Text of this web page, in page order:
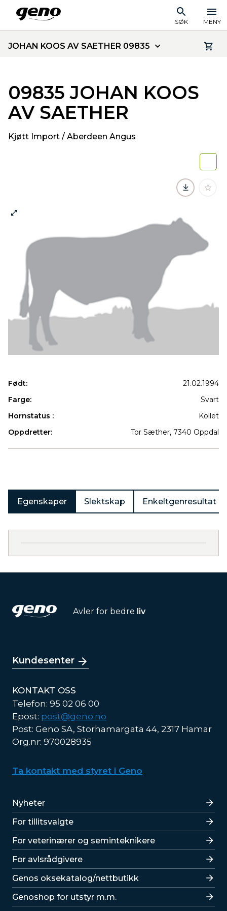
SØK MENY
JOHAN KOOS AV SAETHER 09835
09835 JOHAN KOOS
AV SAETHER
Kjøtt Import / Aberdeen Angus
Født:
21.02.1994
Farge:
Svart
Hornstatus :
Kollet
Oppdretter:
Tor Sæther, 7340 Oppdal
Egenskaper Slektskap Enkeltgenresultat
Avler for bedre liv
Kundesenter
KONTAKT OSS
Telefon: 95 02 06 00
Epost: post@geno.no
Post: Geno SA, Storhamargata 44, 2317 Hamar
Org.nr: 970028935
Ta kontakt med styret i Geno
Lenker
Nyheter
For tillitsvalgte
For veterinærer og seminteknikere
For avlsrådgivere
Lenker
Genos oksekatalog/nettbutikk
Genoshop for utstyr m.m.